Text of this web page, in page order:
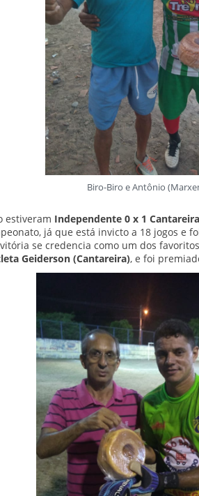
Biro-Biro e Antônio
estiveram Independente 0 x 1 Cantareira
já que está invicto a 18 jogos e
se credencia como um dos
Geiderson (Cantareira), e foi